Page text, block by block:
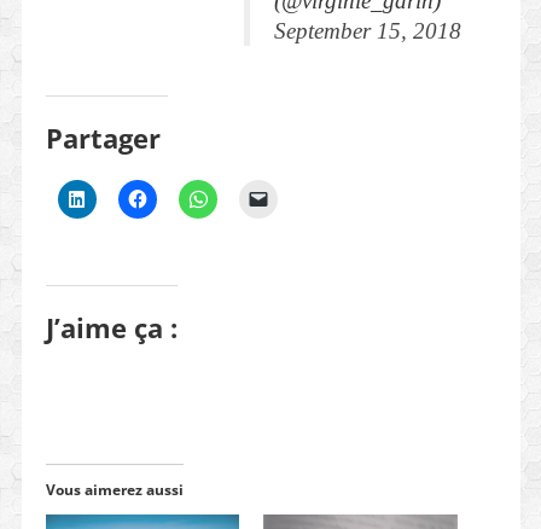
September 15, 2018
Partager
J’aime ça :
Vous aimerez aussi